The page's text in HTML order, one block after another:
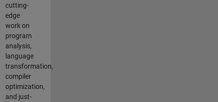
cutting-
edge
work on
program
analysis,
language
transformation,
compiler
optimization,
and just-